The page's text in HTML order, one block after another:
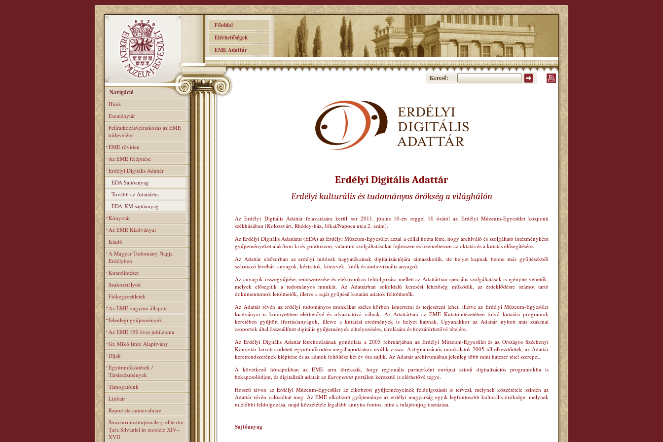
Főoldal
Elérhetőségek
EME Adattár
Kereső:
Navigáció
Hírek
Eseménytár
Feliratkozás/leiratkozás az EME
hírlevelére
EME röviden
Az EME felépitése
Erdélyi Digitális Adattár
EDA Sajtóanyag
Tovább az Adattárba
EDA-KM sajtóanyag
Könyvtár
Az EME Kiadványai
Kiadó
A Magyar Tudomány Napja
Erdélyben
Kutatóintézet
Szakosztályok
Fiókegyesületek
Az EME vagyoni állapota
Jelenlegi gyűjtemények
Az EME 150 éves jubileuma
Gr. Mikó Imre Alapitvány
Díjak
Együttműködések /
Társintézmények
Támogatóink
Linktár
Raport de autoevaluare
Structuri instituţionale şi elite din
Ţara Silvaniei în secolele XIV–
XVII.
Erdélyi Digitális Adattár
Erdélyi kulturális és tudományos örökség a világhálón
Az Erdélyi Digitális Adattár felavatására kerül sor 2011. június 10-én reggel 10 órától az Erdélyi Múzeum-Egyesület központi
székházában (Kolozsvárt, Rhédey-ház, Jókai/Napoca utca 2. szám).
Az Erdélyi Digitális Adattárat (EDA) az Erdélyi Múzeum-Egyesület azzal a céllal hozta létre, hogy archiváló és szolgáltató intézményként
gyűjteményeket alakítson ki és gondozzon, valamint szolgáltatásokat fejlesszen és üzemeltessen az oktatás és a kutatás elősegítésére.
Az Adattár elsősorban az erdélyi tudósok hagyatékainak digitalizációjára támaszkodik, de helyet kapnak benne más gyűjtésekből
származó levéltári anyagok, kéziratok, könyvek, fotók és audiovizuális anyagok.
Az anyagok összegyűjtése, rendszerezése és elektronikus feldolgozása mellett az Adattárban speciális szolgáltatások is igénybe vehetők,
melyek elősegítik a tudományos munkát. Az Adattárban sokoldalú keresési lehetőség működik, az érdeklődésre számot tartó
dokumentumok letölthetők, illetve a saját gyűjtésű kutatási adatok feltölthetők.
Az Adattár révén az erdélyi tudományos munkákat széles körben ismertetni és terjeszteni lehet, illetve az Erdélyi Múzeum-Egyesület
kiadványai is könnyebben elérhetővé és olvashatóvá válnak. Az Adattárban az EME Kutatóintézetében folyó kutatási programok
keretében gyűjtött (forrás)anyagok, illetve a kutatási eredmények is helyet kapnak. Ugyanakkor az Adattár nyitott más szakmai
csoportok által összeállított digitális gyűjtemények elhelyezésére, tárolására és hozzáférhetővé tételére.
Az Erdélyi Digitális Adattár létrehozásának gondolata a 2005 februárjában az Erdélyi Múzeum-Egyesület és az Országos Széchenyi
Könyvtár között született együttműködési megállapodáshoz nyúlik vissza. A digitalizációs munkálatok 2005-től elkezdődtek, az Adattár
keretrendszerének kiépítése és az adatok feltöltése két év óta zajlik. Az Adattár archívumában jelenleg több mint hatezer tétel szerepel.
A következő hónapokban az EME arra törekszik, hogy regionális partnerként európai szintű digitalizációs programokba is
bekapcsolódjon, és digitalizált adatait az Europeana portálon keresztül is elérhetővé tegye.
Hosszú távon az Erdélyi Múzeum-Egyesület az elkobzott gyűjteményeinek feldolgozását is tervezi, melynek közzététele szintén az
Adattár révén valósulhat meg. Az EME elkobzott gyűjteménye az erdélyi magyarság egyik legfontosabb kulturális öröksége, melynek
mielőbbi feldolgozása, majd közzététele legalább annyira fontos, mint a tulajdonjog tisztázása.
Sajtóanyag